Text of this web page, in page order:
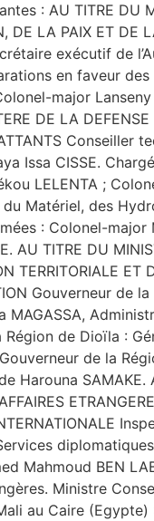
: AU TITRE DU
DE LA PAIX ET DE
exécutif de
en faveur
major Lanseny
DE LA DEFENSE
Conseiller
Issa CISSE.
LELENTA ;
Matériel, des
: Colonel-major
AU TITRE DU
TERRITORIALE ET
Gouverneur de
MAGASSA,
Région de Dioïla :
de la
Harouna SAMAKE.
Mahmoud BEN
Ministre
au Caire